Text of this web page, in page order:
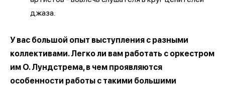
джаза.
У вас большой опыт выступления с разными
коллективами. Легко ли вам работать с оркестром
им О. Лундстрема, в чем проявляются
особенности работы с такими большими